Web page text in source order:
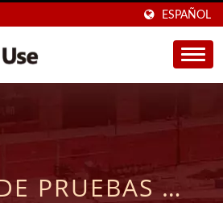
ESPAÑOL
PRUEBAS |